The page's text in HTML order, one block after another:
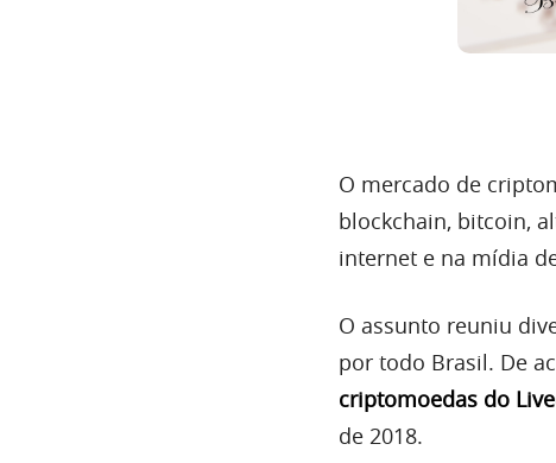
O mercado de
blockchain, bitcoin,
internet e na mídia
O assunto reuniu
por todo Brasil. De
criptomoedas do
de 2018.